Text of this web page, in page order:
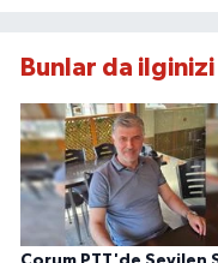
Bunlar da